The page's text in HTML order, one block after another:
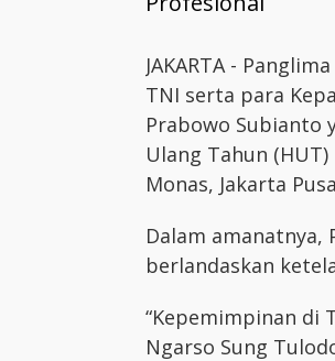
JAKARTA -
TNI serta para
Prabowo Subianto
Ulang Tahun
Monas, Jakarta
Dalam amanatnya,
berlandaskan
“Kepemimpinan di
Ngarso Sung